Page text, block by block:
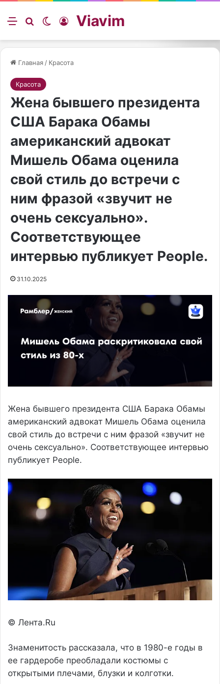
Меню ИскатьSwitch skin
Войти
Viavim
Главная / Красота
Красота
Жена бывшего президента
США Барака Обамы
американский адвокат
Мишель Обама оценила
свой стиль до встречи с
ним фразой «звучит не
очень сексуально».
Соответствующее
интервью публикует People.
31.10.2025
Жена бывшего президента США Барака Обамы
американский адвокат Мишель Обама оценила
свой стиль до встречи с ним фразой «звучит не
очень сексуально». Соответствующее интервью
публикует People.
© Лента.Ru
Знаменитость рассказала, что в 1980-е годы в
ее гардеробе преобладали костюмы с
открытыми плечами, блузки и колготки.